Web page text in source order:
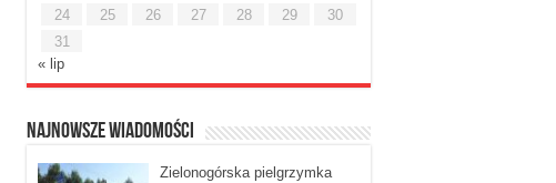
24
25 26 27 28 29
30
31
« lip
Najnowsze Wiadomości
Zielonogórska pielgrzymka